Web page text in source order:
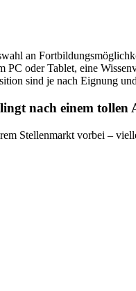
an
oder Tablet, eine
sind je nach Eignung
nach einem tollen
Stellenmarkt vorbei –